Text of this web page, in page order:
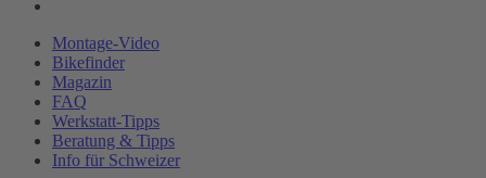
Montage-Video
Bikefinder
Magazin
FAQ
Werkstatt-Tipps
Beratung & Tipps
Info für Schweizer